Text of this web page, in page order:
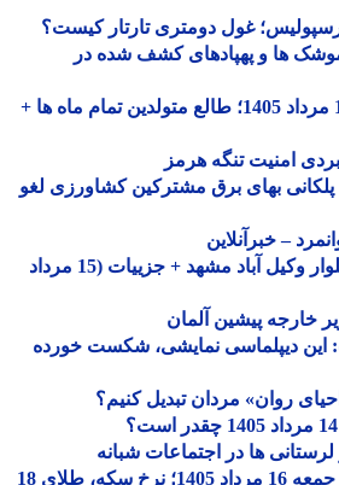
غول دومتری تارتار کیست؟
ها و پهپادهای کشف شده در
فال شمع فردا جمعه 16 مرداد 1405؛ طالع متولدین تمام ماه ها +
امنیت تنگه هرمز
بهای برق مشترکین کشاورزی لغو
– خبرآنلاین
تصادف مرگبار پژو در بلوار وکیل آباد مشهد + جزییات (15 مرداد
پیشین آلمان
دیپلماسی نمایشی، شکست خورده
روان» مردان تبدیل کنیم؟
ها در اجتماعات شبانه
قیمت طلا و دلار امروز جمعه 16 مرداد 1405؛ نرخ سکه، طلای 18